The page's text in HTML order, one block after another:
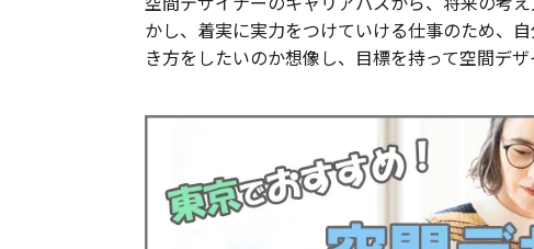
かし、着実に実力をつけていける仕事のため、
き方をしたいのか想像し、目標を持って空間デザ